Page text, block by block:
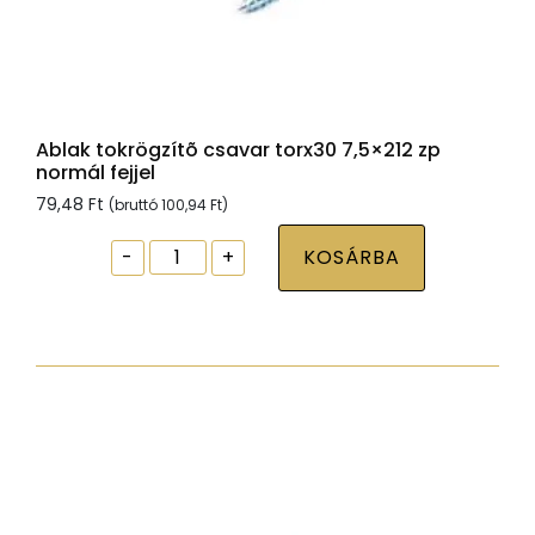
Ablak tokrögzítõ csavar torx30 7,5×212 zp
normál fejjel
79,48 Ft (bruttó100,94Ft)
-
Ablak
tokrögzítõ
7,5x212
+ KOSÁRBA